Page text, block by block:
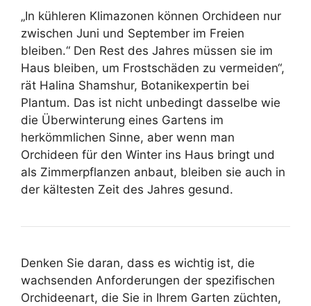
„In kühleren Klimazonen können Orchideen nur
zwischen Juni und September im Freien
bleiben.“ Den Rest des Jahres müssen sie im
Haus bleiben, um Frostschäden zu vermeiden“,
rät Halina Shamshur, Botanikexpertin bei
Plantum. Das ist nicht unbedingt dasselbe wie
die Überwinterung eines Gartens im
herkömmlichen Sinne, aber wenn man
Orchideen für den Winter ins Haus bringt und
als Zimmerpflanzen anbaut, bleiben sie auch in
der kältesten Zeit des Jahres gesund.
Denken Sie daran, dass es wichtig ist, die
wachsenden Anforderungen der spezifischen
Orchideenart, die Sie in Ihrem Garten züchten,